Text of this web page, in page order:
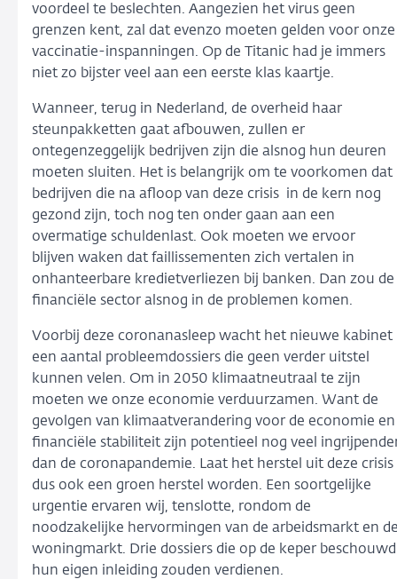
voordeel te beslechten. Aangezien het virus geen
grenzen kent, zal dat evenzo moeten gelden voor onze
vaccinatie-inspanningen. Op de Titanic had je immers
niet zo bijster veel aan een eerste klas kaartje.
Wanneer, terug in Nederland, de overheid haar
steunpakketten gaat afbouwen, zullen er
ontegenzeggelijk bedrijven zijn die alsnog hun deuren
moeten sluiten. Het is belangrijk om te voorkomen dat
bedrijven die na afloop van deze crisis in de kern nog
gezond zijn, toch nog ten onder gaan aan een
overmatige schuldenlast. Ook moeten we ervoor
blijven waken dat faillissementen zich vertalen in
onhanteerbare kredietverliezen bij banken. Dan zou de
financiële sector alsnog in de problemen komen.
Voorbij deze coronanasleep wacht het nieuwe kabinet
een aantal probleemdossiers die geen verder uitstel
kunnen velen. Om in 2050 klimaatneutraal te zijn
moeten we onze economie verduurzamen. Want de
gevolgen van klimaatverandering voor de economie en
financiële stabiliteit zijn potentieel nog veel
dan de coronapandemie. Laat het herstel uit deze crisis
dus ook een groen herstel worden. Een soortgelijke
urgentie ervaren wij, tenslotte, rondom de
noodzakelijke hervormingen van de arbeidsmarkt en
woningmarkt. Drie dossiers die op de keper beschouwd
hun eigen inleiding zouden verdienen.